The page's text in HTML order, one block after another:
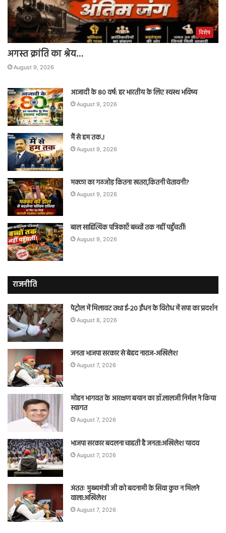
विशेष
अगस्त क्रांति का श्रेय…
August 9, 2026
आजादी के 80 वर्ष: हर भारतीय के लिए स्वस्थ भविष्य
August 9, 2026
मैं से हम तक..!
August 9, 2026
मक्का का गठजोड़ कितना खतरा,कितनी चेतावनी?
August 9, 2026
बाल साहित्यिक पत्रिकाएँ बच्चों तक नहीं पहुँचतीं!
August 9, 2026
राजनीति
पेट्रोल में मिलावट तथा ई-20 ईंधन के विरोध में सपा का प्रदर्शन
August 8, 2026
जनता भाजपा सरकार से बेहद नाराज-अखिलेश
August 7, 2026
मोहन भागवत के आरक्षण बयान का डॉ.लालजी निर्मल ने किया
स्वागत
August 7, 2026
भाजपा सरकार बदलना चाहती है जनता:अखिलेश यादव
August 7, 2026
अंततः मुख्यमंत्री जी को बदनामी के सिवा कुछ न मिलने
वाला:अखिलेश
August 7, 2026